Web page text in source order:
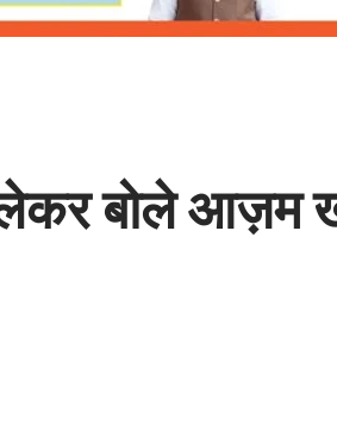
लेकर बोले आज़म